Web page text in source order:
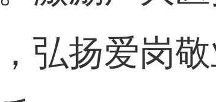
弘扬爱岗